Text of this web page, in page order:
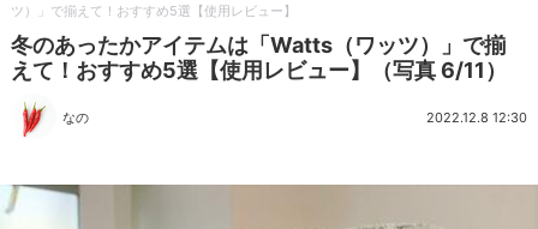
ツ）」で揃えて！おすすめ5選【使用レビュー】
冬のあったかアイテムは「Watts（ワッツ）」で揃
えて！おすすめ5選【使用レビュー】（写真 6/11）
なの 2022.12.8 12:30